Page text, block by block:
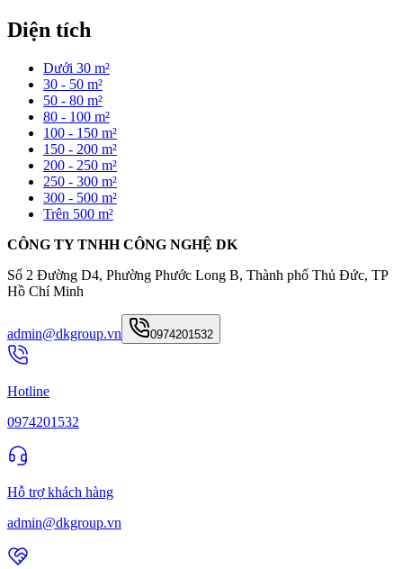
Diện tích
Dưới 30 m²
30 - 50 m²
50 - 80 m²
80 - 100 m²
100 - 150 m²
150 - 200 m²
200 - 250 m²
250 - 300 m²
300 - 500 m²
Trên 500 m²
CÔNG TY TNHH CÔNG NGHỆ DK
Số 2 Đường D4, Phường Phước Long B, Thành phố Thủ Đức, TP
Hồ Chí Minh
admin@dkgroup.vn 0974201532
Hotline
0974201532
Hỗ trợ khách hàng
admin@dkgroup.vn